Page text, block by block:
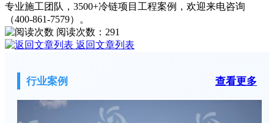
专业施工团队，3500+冷链项目工程案例，欢迎来电咨询
（400-861-7579）。
阅读次数： 291
返回文章列表
行业案例 查看更多